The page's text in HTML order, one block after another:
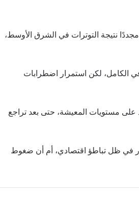
نتيجة التوترات في الشرق الأوسط،
الكامل، لكن استمرار اضطرابات
مستويات المعيشة، حتى بعد تراجع
في ظل تباطؤ اقتصادي، أم أن ضغوط